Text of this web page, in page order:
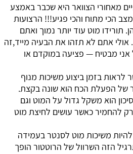
מאחורי הצוואר היא שכבר באמצע
הכי מתוח והכי פגיע!!! הרצועות
מוט עוד יותר נמוך ואתם
אתם לא תזהו את הבעיה מייד,זה
מבטיח — פציעה במוקדם או
בזמן ביצוע משיכות מנוף
של הפעלת הכח הוא שונה בקצת.
הוא משקל גדול על המוט וגם
להחמיר כאשר עושים לחיצת מוט
להיות משיכות מוט לסנטר בעמידה
הזה השרוול של הרוטטור הופך